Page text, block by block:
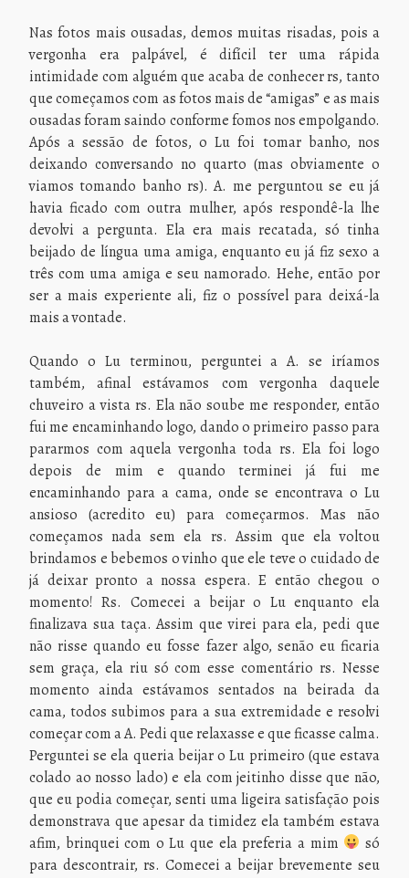
Nas fotos mais ousadas, demos muitas risadas, pois a
vergonha era palpável, é difícil ter uma rápida
intimidade com alguém que acaba de conhecer rs, tanto
que começamos com as fotos mais de “amigas” e as mais
ousadas foram saindo conforme fomos nos empolgando.
Após a sessão de fotos, o Lu foi tomar banho, nos
deixando conversando no quarto (mas obviamente o
viamos tomando banho rs). A. me perguntou se eu já
havia ficado com outra mulher, após respondê-la lhe
devolvi a pergunta. Ela era mais recatada, só tinha
beijado de língua uma amiga, enquanto eu já fiz sexo a
três com uma amiga e seu namorado. Hehe, então por
ser a mais experiente ali, fiz o possível para deixá-la
mais a vontade.
Quando o Lu terminou, perguntei a A. se iríamos
também, afinal estávamos com vergonha daquele
chuveiro a vista rs. Ela não soube me responder, então
fui me encaminhando logo, dando o primeiro passo para
pararmos com aquela vergonha toda rs. Ela foi logo
depois de mim e quando terminei já fui me
encaminhando para a cama, onde se encontrava o Lu
ansioso (acredito eu) para começarmos. Mas não
começamos nada sem ela rs. Assim que ela voltou
brindamos e bebemos o vinho que ele teve o cuidado de
já deixar pronto a nossa espera. E então chegou o
momento! Rs. Comecei a beijar o Lu enquanto ela
finalizava sua taça. Assim que virei para ela, pedi que
não risse quando eu fosse fazer algo, senão eu ficaria
sem graça, ela riu só com esse comentário rs. Nesse
momento ainda estávamos sentados na beirada da
cama, todos subimos para a sua extremidade e resolvi
começar com a A. Pedi que relaxasse e que ficasse calma.
Perguntei se ela queria beijar o Lu primeiro (que estava
colado ao nosso lado) e ela com jeitinho disse que não,
que eu podia começar, senti uma ligeira satisfação pois
demonstrava que apesar da timidez ela também estava
afim, brinquei com o Lu que ela preferia a mim
só
para descontrair, rs. Comecei a beijar brevemente seu